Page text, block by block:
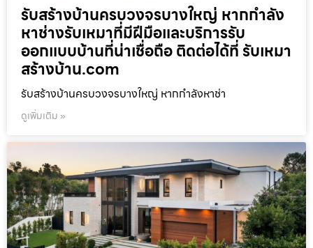
รับสร้างบ้านครบวงจรบางใหญ่ หากกำลัง
หาช่างรับเหมาที่มีฝีมือและบริการรับ
ออกแบบบ้านที่น่าเชื่อถือ ติดต่อได้ที่ รับเหมา
สร้างบ้าน.com
รับสร้างบ้านครบวงจรบางใหญ่ หากกำลังหาช่า
ดูเพิ่มเติม »